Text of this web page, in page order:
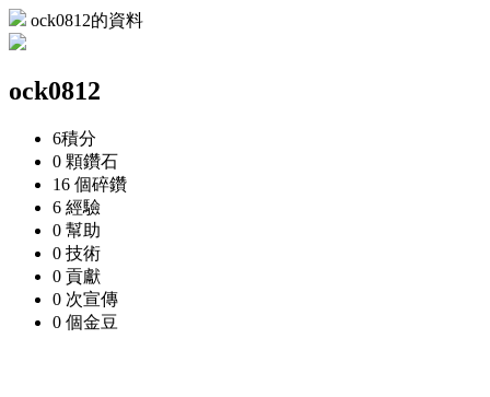
ock0812的資料
ock0812
6積分
0 顆鑽石
16 個碎鑽
6 經驗
0 幫助
0 技術
0 貢獻
0 次宣傳
0 個金豆